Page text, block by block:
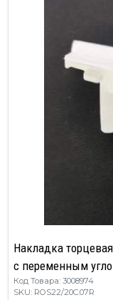
Накладка
с переменным
Код Товара: 3008974
SKU: ROS22/20C.07R